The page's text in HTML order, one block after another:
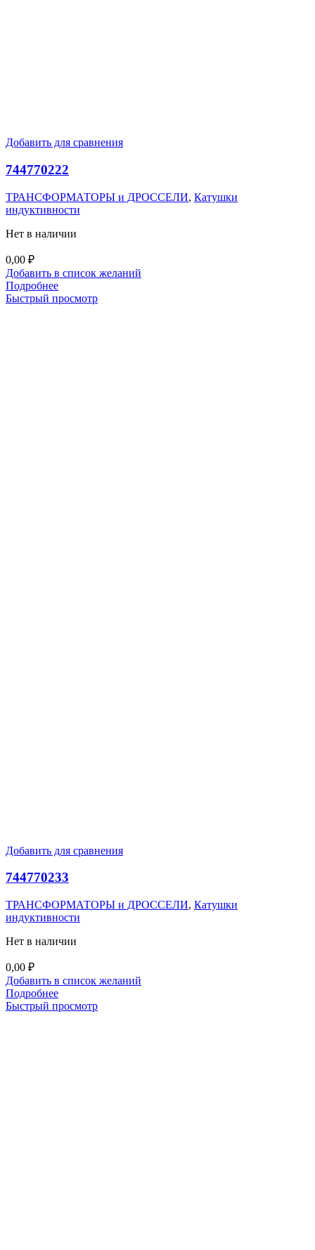
Добавить для сравнения
744770222
ТРАНСФОРМАТОРЫ и ДРОССЕЛИ, Катушки
индуктивности
Нет в наличии
0,00 ₽
Добавить в список желаний
Подробнее
Быстрый просмотр
Добавить для сравнения
744770233
ТРАНСФОРМАТОРЫ и ДРОССЕЛИ, Катушки
индуктивности
Нет в наличии
0,00 ₽
Добавить в список желаний
Подробнее
Быстрый просмотр